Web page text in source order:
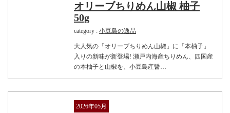
オリーブちりめん山椒 柚子
50g
category : 小豆島の逸品
大人気の「オリーブちりめん山椒」に「本柚子」
入りの新味が新登場! 瀬戸内海産ちりめん、四国産
の本柚子と山椒を、小豆島産醤…
2026年05月